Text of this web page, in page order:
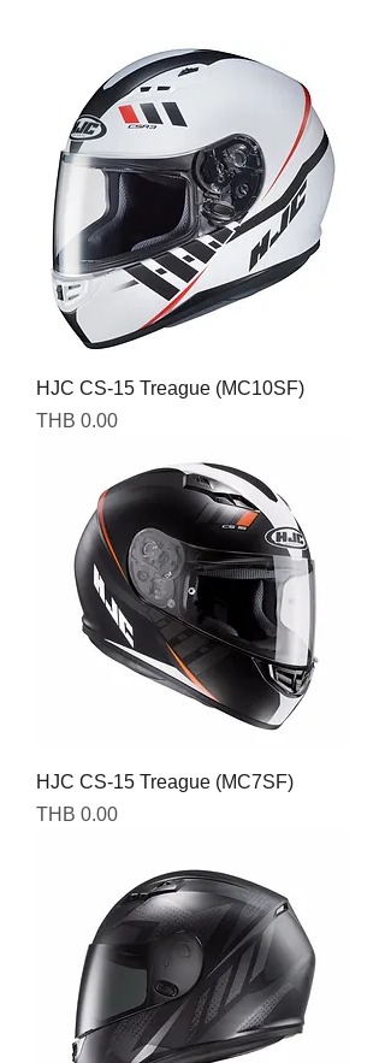
HJC CS-15 Treague (MC10SF)
Price
THB 0.00
HJC CS-15 Treague (MC7SF)
Price
THB 0.00